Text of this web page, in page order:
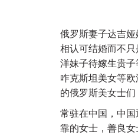
俄罗斯妻子达吉
相认可结婚而不
洋妹子待嫁生贵
咋克斯坦美女等
的俄罗斯美女士
常驻在中国，中
靠的女士，善良女